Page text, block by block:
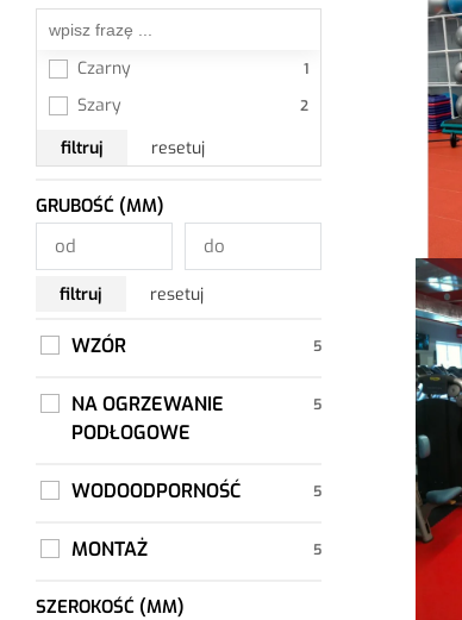
Czarny
Szary
filtruj
resetuj
GRUBOŚĆ (MM)
filtruj resetuj
WZÓR
NA OGRZEWANIE
PODŁOGOWE
WODOODPORNOŚĆ
MONTAŻ
SZEROKOŚĆ (MM)